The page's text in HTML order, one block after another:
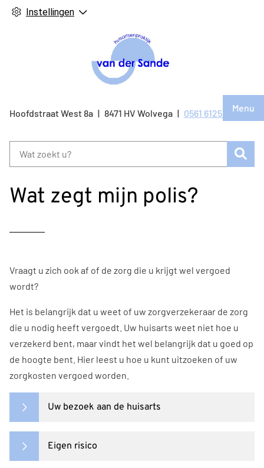
Instellingen
Menu
Hoofdstraat West8a 8471 HV Wolvega Tel:
0561 612514
Wat zegt mijn polis?
Vraagt u zich ook af of de zorg die u krijgt wel vergoed
wordt?
Het is belangrijk dat u weet of uw zorgverzekeraar de zorg
die u nodig heeft vergoedt. Uw huisarts weet niet hoe u
verzekerd bent, maar vindt het wel belangrijk dat u goed op
de hoogte bent. Hier leest u hoe u kunt uitzoeken of uw
zorgkosten vergoed worden.
Uw bezoek aan de huisarts
Eigen risico